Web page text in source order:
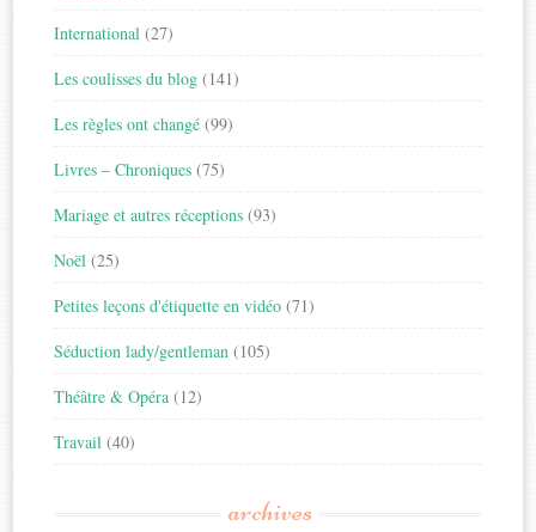
International (27)
Les coulisses du blog (141)
Les règles ont changé (99)
Livres – Chroniques (75)
Mariage et autres réceptions (93)
Noël (25)
Petites leçons d'étiquette en vidéo (71)
Séduction lady/gentleman (105)
Théâtre & Opéra (12)
Travail (40)
archives